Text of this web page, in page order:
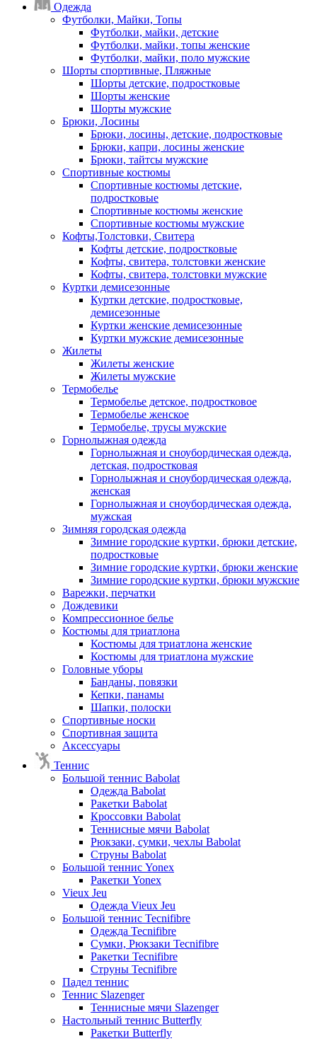
Одежда
Футболки, Майки, Топы
Футболки, майки, детские
Футболки, майки, топы женские
Футболки, майки, поло мужские
Шорты спортивные, Пляжные
Шорты детские, подростковые
Шорты женские
Шорты мужские
Брюки, Лосины
Брюки, лосины, детские, подростковые
Брюки, капри, лосины женские
Брюки, тайтсы мужские
Спортивные костюмы
Спортивные костюмы детские,
подростковые
Спортивные костюмы женские
Спортивные костюмы мужские
Кофты,Толстовки, Свитера
Кофты детские, подростковые
Кофты, свитера, толстовки женские
Кофты, свитера, толстовки мужские
Куртки демисезонные
Куртки детские, подростковые,
демисезонные
Куртки женские демисезонные
Куртки мужские демисезонные
Жилеты
Жилеты женские
Жилеты мужские
Термобелье
Термобелье детское, подростковое
Термобелье женское
Термобелье, трусы мужские
Горнолыжная одежда
Горнолыжная и сноубордическая одежда,
детская, подростковая
Горнолыжная и сноубордическая одежда,
женская
Горнолыжная и сноубордическая одежда,
мужская
Зимняя городская одежда
Зимние городские куртки, брюки детские,
подростковые
Зимние городские куртки, брюки женские
Зимние городские куртки, брюки мужские
Варежки, перчатки
Дождевики
Компрессионное белье
Костюмы для триатлона
Костюмы для триатлона женские
Костюмы для триатлона мужские
Головные уборы
Банданы, повязки
Кепки, панамы
Шапки, полоски
Спортивные носки
Спортивная защита
Аксессуары
Теннис
Большой теннис Babolat
Одежда Babolat
Ракетки Babolat
Кроссовки Babolat
Теннисные мячи Babolat
Рюкзаки, сумки, чехлы Babolat
Струны Babolat
Большой теннис Yonex
Ракетки Yonex
Vieux Jeu
Одежда Vieux Jeu
Большой теннис Tecnifibre
Одежда Tecnifibre
Сумки, Рюкзаки Tecnifibre
Ракетки Tecnifibre
Струны Tecnifibre
Падел теннис
Теннис Slazenger
Теннисные мячи Slazenger
Настольный теннис Butterfly
Ракетки Butterfly